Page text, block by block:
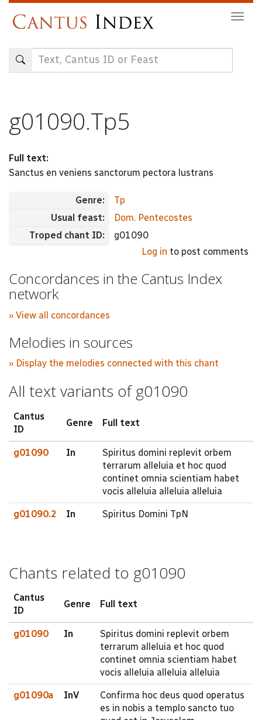
content
g01090.Tp5
Full text:
Sanctus en veniens sanctorum pectora lustrans
Genre:
Tp
Usual feast:
Dom. Pentecostes
Troped chant ID:
g01090
Log in to post comments
Concordances in the Cantus Index
network
» View all concordances
Melodies in sources
» Display the melodies connected with this chant
All text variants of g01090
Cantus
ID
Genre Full text
g01090 In
Spiritus domini replevit orbem
terrarum alleluia et hoc quod
continet omnia scientiam habet
vocis alleluia alleluia alleluia
g01090.2 In Spiritus Domini TpN
Chants related to g01090
Cantus
ID
Genre Full text
g01090 In
Spiritus domini replevit orbem
terrarum alleluia et hoc quod
continet omnia scientiam habet
vocis alleluia alleluia alleluia
g01090a InV
Confirma hoc deus quod operatus
es in nobis a templo sancto tuo